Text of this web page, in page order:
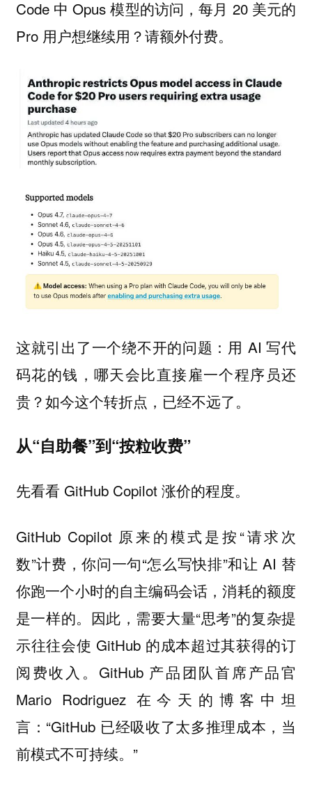
Code 中 Opus 模型的访问，每月 20 美元的
Pro 用户想继续用？请额外付费。
这就引出了一个绕不开的问题：用 AI 写代
码花的钱，哪天会比直接雇一个程序员还
贵？如今这个转折点，已经不远了。
从“自助餐”到“按粒收费”
先看看 GitHub Copilot 涨价的程度。
GitHub Copilot 原来的模式是按“请求次
数”计费，你问一句“怎么写快排”和让 AI 替
你跑一个小时的自主编码会话，消耗的额度
是一样的。因此，需要大量“思考”的复杂提
示往往会使 GitHub 的成本超过其获得的订
阅费收入。GitHub 产品团队首席产品官
Mario Rodriguez 在今天的博客中坦
言：“GitHub 已经吸收了太多推理成本，当
前模式不可持续。”